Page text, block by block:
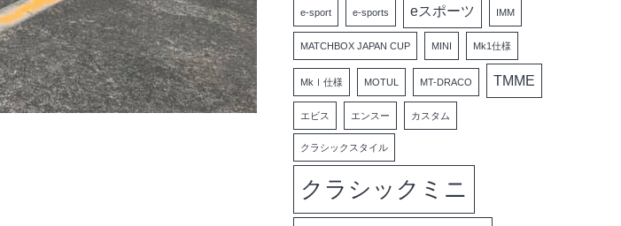
e-sport e-sports eスポーツ IMM
MATCHBOX JAPAN CUP MINI Mk1仕様
MkⅠ仕様 MOTUL MT-DRACO TMME
エビス エンスー カスタム
クラシックスタイル
クラシックミニ